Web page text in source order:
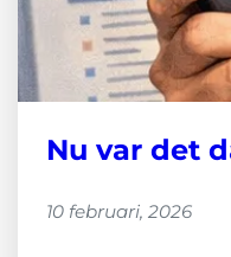
Nu var det
10 februari, 2026
hemsidans
funktionalitet
uppbyggnad,
hur
används.